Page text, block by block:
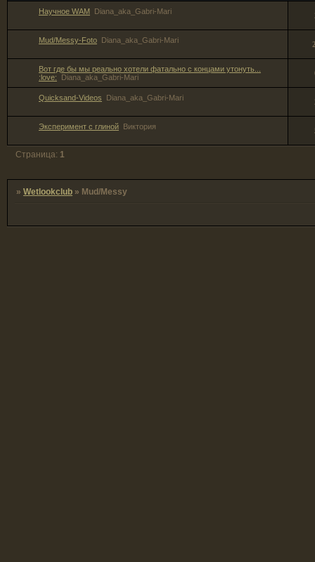
Научное WAM Diana_aka_Gabri-Mari
Mud/Messy-Foto Diana_aka_Gabri-Mari
Вот где бы мы реально хотели фатально с концами утонуть...
:love:
Diana_aka_Gabri-Mari
Quicksand-Videos Diana_aka_Gabri-Mari
Эксперимент с глиной Виктория
Страница: 1
»Wetlookclub » Mud/Messy